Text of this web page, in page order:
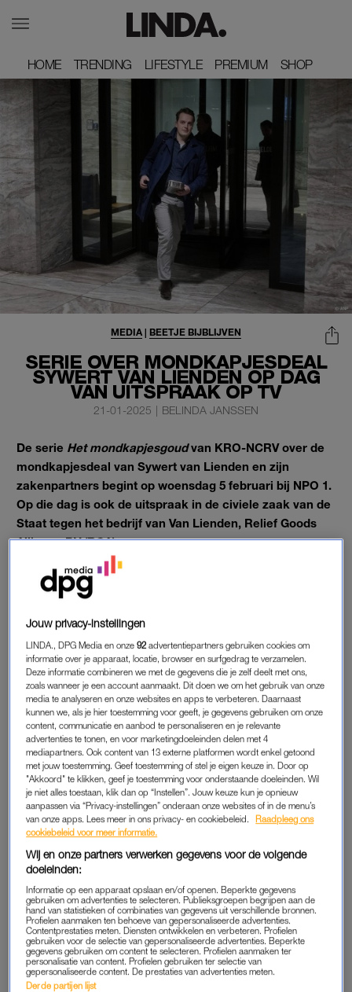
HOME
HOME TRENDING
TRENDING LIFESTYLE
LIFESTYLE PREMIUM
PREMIUM SHOP
SHOP
SERIE OVER MONDKAPJESDEAL
SYWERT VAN LIENDEN OP DAG
VAN UITSPRAAK OP TV
MEDIA | BEETJE BIJBLIJVEN
21-01-2025 | BELINDA JANSSEN
De serie Het mondkapjesgoudvan KRO-NCRV over de
mondkapjesdeal van Sywert van Lienden en zijn
zakenpartners begint op woensdag 5 februari bij NPO 1.
Op die dag is ook de uitspraak in de civiele zaak van de
Staat tegen het bedrijf van Van Lienden, Relief Goods
Alliance BV (RGA).
Het mondkapjesgoud
delen, meldt de omroep.
HET MONDKAPJESGOUD
De serieHet mondkapjesgoudis gemaakt op basis van onder
meer geluidsfragmenten van gesprekken tussen het trio Van
Lienden, Camille van Gestel en Bernd Damme en
topambtenaren. Daarnaast zijn ook chatberichten en
vertrouwelijke documenten gebruikt voor de reconstructie van
de controversiële deal.
De documentaireserie is gemaakt door KRO-NCRV en
productiehuis NewBe. In 2022 maakten Follow the Money en
NewBe bekend aan een serie te werken over de
mondkapjesdeal die in 2023 zou verschijnen bij KRO-NCRV.
De omroep laat nu weten dat de serie is geïnitieerd door
Follow the Money en New Be. Maar dat het onderzoek
uiteindelijk is uitgevoerd door onderzoeksjournalisten van de
omroep. Follow the Money en Jan-Hein Strop, die samen met
Stefan Vermeulen het boek Sywerts Miljoenen schreef en
nauw betrokken zou zijn bij de serie, zijn niet meer verbonden
aan de documentaire.
Jouw privacy-instellingen
LINDA., DPG Media en onze92 advertentiepartners gebruiken cookies om
informatie over je apparaat, locatie, browser en surfgedrag te verzamelen.
Deze informatie combineren we met de gegevens die je zelf deelt met ons,
zoals wanneer je een account aanmaakt. Dit doen we om het gebruik van onze
media te analyseren en onze websites en apps te verbeteren. Daarnaast
kunnen we, als je hier toestemming voor geeft, je gegevens gebruiken om onze
content, communicatie en aanbod te personaliseren en je relevante
advertenties te tonen, en voor marketingdoeleinden delen met 4
mediapartners. Ook content van 13 externe platformen wordt enkel getoond
met jouw toestemming. Geef toestemming of stel je eigen keuze in. Door op
"Akkoord" te klikken, geef je toestemming voor onderstaande doeleinden. Wil
je niet alles toestaan, klik dan op “Instellen”. Jouw keuze kun je opnieuw
aanpassen via “Privacy-instellingen” onderaan onze websites of in de menu’s
van onze apps. Lees meer in ons privacy- en cookiebeleid.
Raadpleeg ons
cookiebeleid voor meer informatie.
Wij en onze partners verwerken gegevens voor de volgende
doeleinden:
Informatie op een apparaat opslaan en/of openen. Beperkte gegevens
gebruiken om advertenties te selecteren. Publieksgroepen begrijpen aan de
hand van statistieken of combinaties van gegevens uit verschillende bronnen.
Profielen aanmaken ten behoeve van gepersonaliseerde advertenties.
Contentprestaties meten. Diensten ontwikkelen en verbeteren. Profielen
gebruiken voor de selectie van gepersonaliseerde advertenties. Beperkte
gegevens gebruiken om content te selecteren. Profielen aanmaken ter
personalisatie van content. Profielen gebruiken ter selectie van
gepersonaliseerde content. De prestaties van advertenties meten.
Derde partijen lijst